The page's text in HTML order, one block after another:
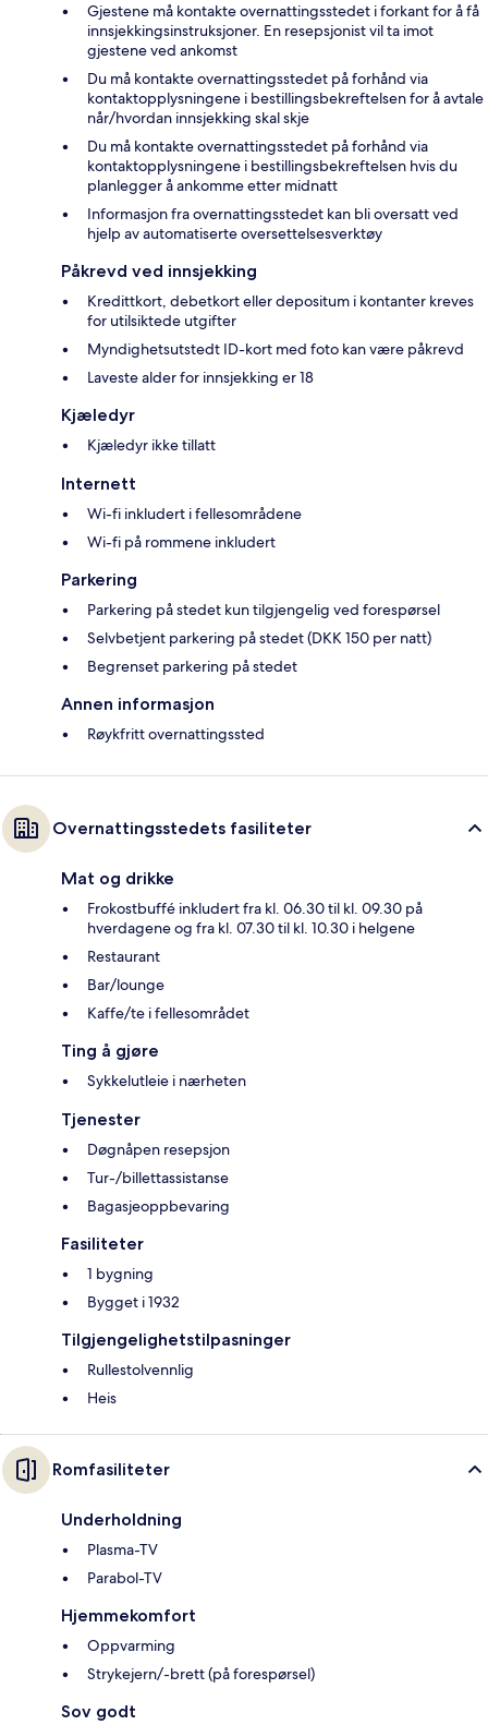
Gjestene må kontakte overnattingsstedet i forkant for å få
innsjekkingsinstruksjoner. En resepsjonist vil ta imot
gjestene ved ankomst
Du må kontakte overnattingsstedet på forhånd via
kontaktopplysningene i bestillingsbekreftelsen for å avtale
når/hvordan innsjekking skal skje
Du må kontakte overnattingsstedet på forhånd via
kontaktopplysningene i bestillingsbekreftelsen hvis du
planlegger å ankomme etter midnatt
Informasjon fra overnattingsstedet kan bli oversatt ved
hjelp av automatiserte oversettelsesverktøy
Påkrevd ved innsjekking
Kredittkort, debetkort eller depositum i kontanter kreves
for utilsiktede utgifter
Myndighetsutstedt ID-kort med foto kan være påkrevd
Laveste alder for innsjekking er 18
Kjæledyr
Kjæledyr ikke tillatt
Internett
Wi-fi inkludert i fellesområdene
Wi-fi på rommene inkludert
Parkering
Parkering på stedet kun tilgjengelig ved forespørsel
Selvbetjent parkering på stedet (DKK 150 per natt)
Begrenset parkering på stedet
Annen informasjon
Røykfritt overnattingssted
Overnattingsstedets fasiliteter
Mat og drikke
Frokostbuffé inkludert fra kl. 06.30 til kl. 09.30 på
hverdagene og fra kl. 07.30 til kl. 10.30 i helgene
Restaurant
Bar/lounge
Kaffe/te i fellesområdet
Ting å gjøre
Sykkelutleie i nærheten
Tjenester
Døgnåpen resepsjon
Tur-/billettassistanse
Bagasjeoppbevaring
Fasiliteter
1 bygning
Bygget i 1932
Tilgjengelighetstilpasninger
Rullestolvennlig
Heis
Romfasiliteter
Underholdning
Plasma-TV
Parabol-TV
Hjemmekomfort
Oppvarming
Strykejern/-brett (på forespørsel)
Sov godt